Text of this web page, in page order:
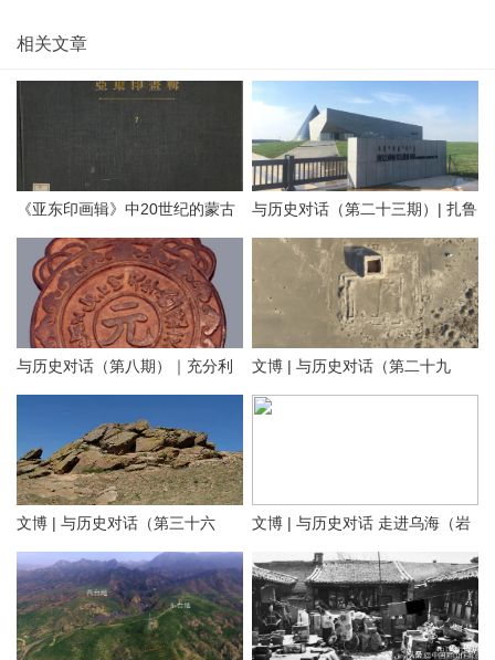
相关文章
《亚东印画辑》中20世纪的蒙古
地方老照片（附AI彩色复原）
与历史对话（第二十三期）| 扎鲁
特旗南宝力皋吐博物馆
与历史对话（第八期）｜充分利
牢中华民族共同体意识
文博 | 与历史对话（第二十九
期）留住历史根脉 传承中华文明
文博 | 与历史对话（第三十六
期）探寻隆盛庄“大明洪武二十九
年”石刻 见证乌兰察布修筑最早
的明代长城
文化是一个国家、一个民族的灵
魂。中华文化悠久的历史，积淀
着中华民族最深沉的精神追求，
代表着中华民族独特的精神标
01 岩画
文博 | 与历史对话 走进乌海（岩
画长城遗址篇）